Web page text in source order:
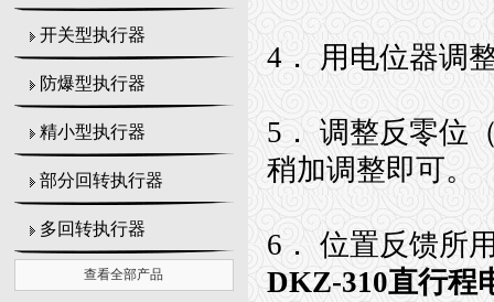
开关型执行器
防爆型执行器
精小型执行器
部分回转执行器
多回转执行器
查看全部产品
4． 用电位器调
5． 调整反零位
稍加调整即可。
6． 位置反馈所
DKZ-310直行程